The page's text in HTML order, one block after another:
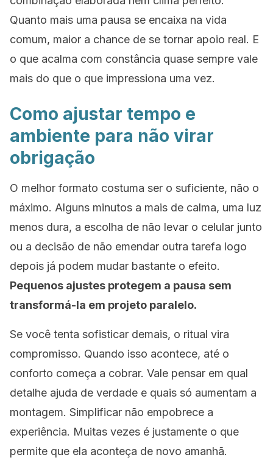
Quanto mais uma pausa se encaixa na vida
comum, maior a chance de se tornar apoio real. E
o que acalma com constância quase sempre vale
mais do que o que impressiona uma vez.
Como ajustar tempo e
ambiente para não virar
obrigação
O melhor formato costuma ser o suficiente, não o
máximo. Alguns minutos a mais de calma, uma luz
menos dura, a escolha de não levar o celular junto
ou a decisão de não emendar outra tarefa logo
depois já podem mudar bastante o efeito.
Pequenos ajustes protegem a pausa sem
transformá-la em projeto paralelo.
Se você tenta sofisticar demais, o ritual vira
compromisso. Quando isso acontece, até o
conforto começa a cobrar. Vale pensar em qual
detalhe ajuda de verdade e quais só aumentam a
montagem. Simplificar não empobrece a
experiência. Muitas vezes é justamente o que
permite que ela aconteça de novo amanhã.